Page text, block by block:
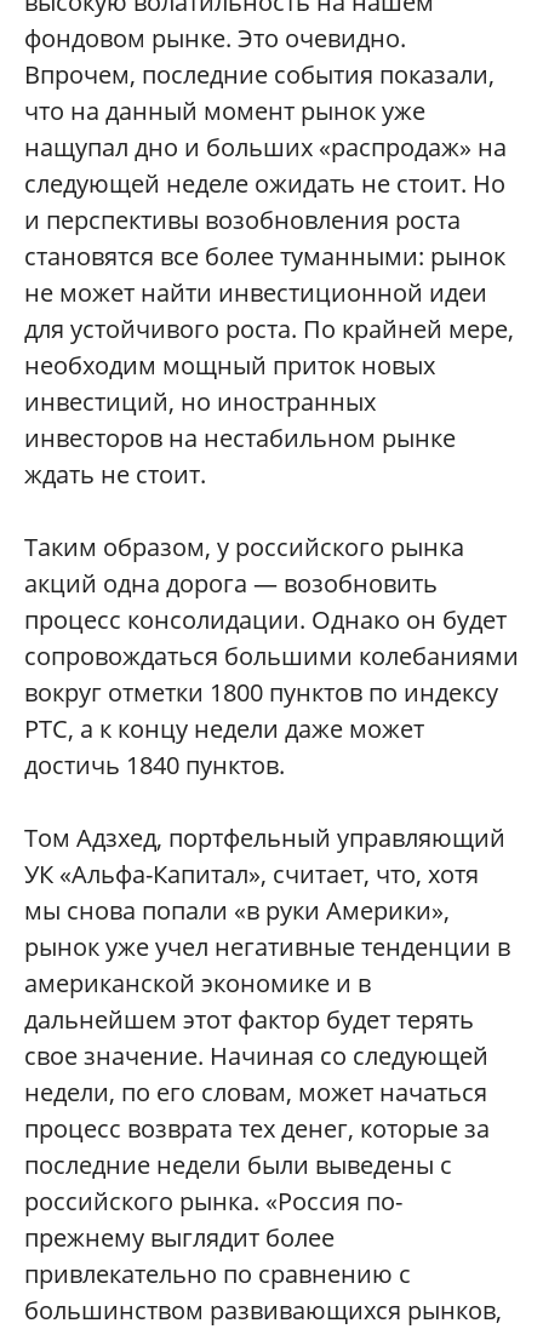
фондовом рынке. Это очевидно.
Впрочем, последние события показали,
что на данный момент рынок уже
нащупал дно и больших «распродаж» на
следующей неделе ожидать не стоит. Но
и перспективы возобновления роста
становятся все более туманными: рынок
не может найти инвестиционной идеи
для устойчивого роста. По крайней мере,
необходим мощный приток новых
инвестиций, но иностранных
инвесторов на нестабильном рынке
ждать не стоит.
Таким образом, у российского рынка
акций одна дорога — возобновить
процесс консолидации. Однако он будет
сопровождаться большими колебаниями
вокруг отметки 1800 пунктов по индексу
РТС, а к концу недели даже может
достичь 1840 пунктов.
Том Адзхед, портфельный управляющий
УК «Альфа-Капитал», считает, что, хотя
мы снова попали «в руки Америки»,
рынок уже учел негативные тенденции в
американской экономике и в
дальнейшем этот фактор будет терять
свое значение. Начиная со следующей
недели, по его словам, может начаться
процесс возврата тех денег, которые за
последние недели были выведены с
российского рынка. «Россия по-
прежнему выглядит более
привлекательно по сравнению с
большинством развивающихся рынков,